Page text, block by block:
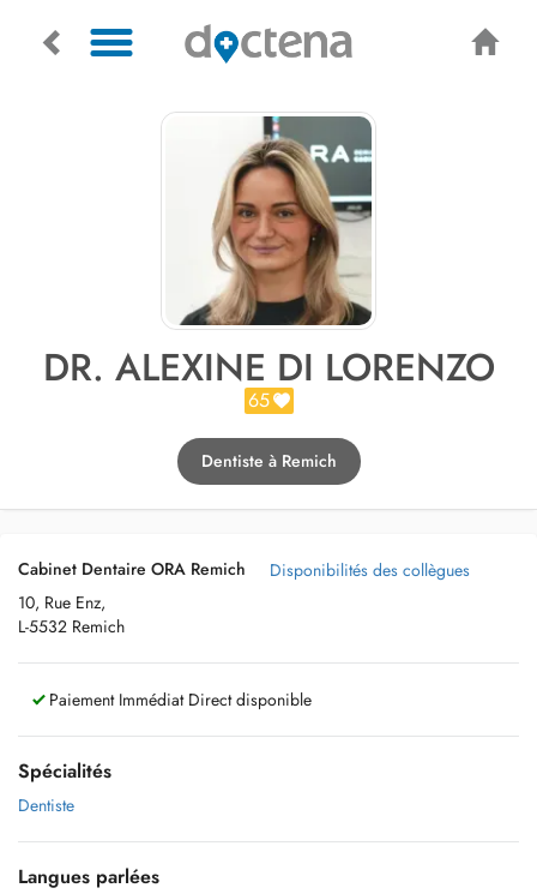
DR. ALEXINE DI LORENZO
65
Dentiste à Remich
Cabinet Dentaire ORA Remich
10, Rue Enz,
L-5532 Remich
Disponibilités des collègues
Paiement Immédiat Direct disponible
Spécialités
Dentiste
Langues parlées